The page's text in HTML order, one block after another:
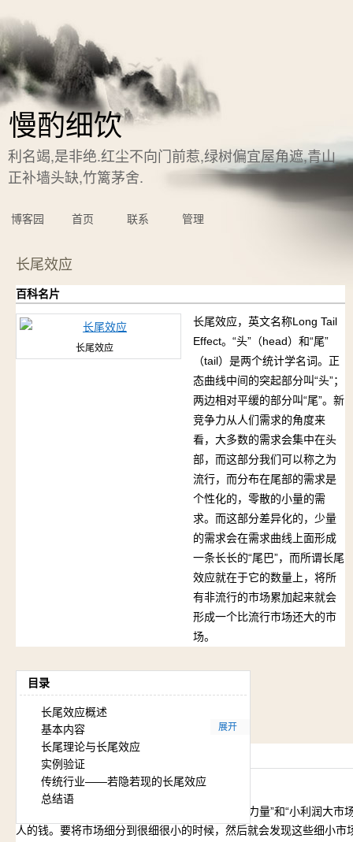
慢酌细饮
利名竭,是非绝.红尘不向门前惹,绿树偏宜屋角遮,青山
正补墙头缺,竹篱茅舍.
博客园 首页 联系 管理
长尾效应
百科名片
长尾效应
长尾效应，英文名称Long Tail
Effect。“头”（head）和“尾”
（tail）是两个统计学名词。正
态曲线中间的突起部分叫“头”；
两边相对平缓的部分叫“尾”。新
竞争力从人们需求的角度来
看，大多数的需求会集中在头
部，而这部分我们可以称之为
流行，而分布在尾部的需求是
个性化的，零散的小量的需
求。而这部分差异化的，少量
的需求会在需求曲线上面形成
一条长长的“尾巴”，而所谓长尾
效应就在于它的数量上，将所
有非流行的市场累加起来就会
形成一个比流行市场还大的市
场。
目录
长尾效应概述
基本内容
长尾理论与长尾效应
实例验证
传统行业——若隐若现的长尾效应
总结语
展开
长尾效应概述
简单概述
长尾效应的根本就是要强调“个性化”，“客户力量”和“小利润大市
人的钱。要将市场细分到很细很小的时候，然后就会发现这些细小市